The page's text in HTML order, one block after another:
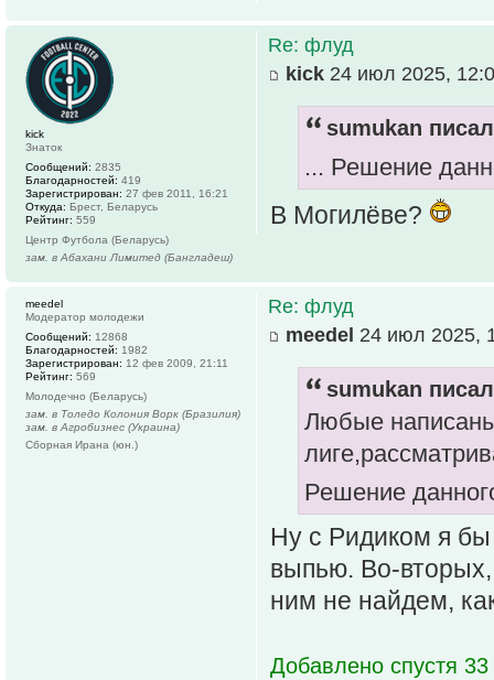
Re: флуд
kick 24 июл 2025,
sumukan
... Решение
В Могилёве?
kick
Знаток
Сообщений: 2835
Благодарностей: 419
Зарегистрирован: 27 фев 2011, 16:21
Откуда: Брест, Беларусь
Рейтинг: 559
Центр Футбола (Беларусь)
зам. в Абахани Лимитед (Бангладеш)
Re: флуд
meedel 24 июл 2025,
sumukan
Любые
Решение
Ну с Ридиком я бы
выпью. Во-
ним не найдем,
Добавлено спустя
meedel
Модератор молодежи
Сообщений: 12868
Благодарностей: 1982
Зарегистрирован: 12 фев 2009, 21:11
Рейтинг: 569
Молодечно (Беларусь)
зам. в Толедо Колония Ворк (Бразилия)
зам. в Агробизнес (Украина)
Сборная Ирана (юн.)